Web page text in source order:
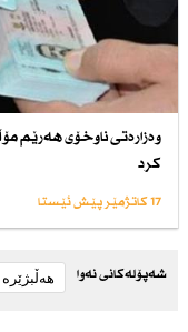
وەزارەتی ناوخۆی هەرێم
كرد
17 کاتژمێر پێش ئێستا
شەپۆلەکانی نەوا